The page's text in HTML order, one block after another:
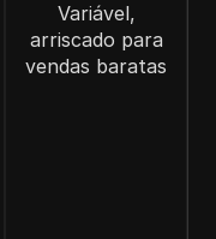
Variável,
arriscado para
vendas baratas